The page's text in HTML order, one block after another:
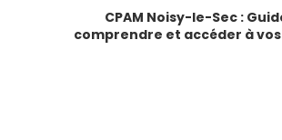
CPAM Noisy-le-Sec :
comprendre et accéder à